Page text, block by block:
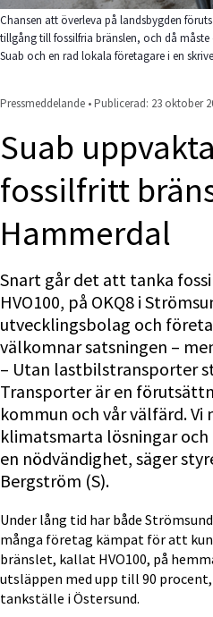
Chansen att överleva på landsbygden
tillgång till fossilfria bränslen, och då
Suab och en rad lokala företagare i en
Pressmeddelande • Publicerad: 23 oktober
Suab
fossilfritt
Hammerdal
Snart går det att tanka
HVO100, på OKQ8 i
utvecklingsbolag och
välkomnar satsningen –
– Utan lastbilstransporter
Transporter är en
kommun och vår välfärd.
klimatsmarta lösningar
en nödvändighet, säger
Bergström (S).
Under lång tid har både
många företag kämpat för att
bränslet, kallat HVO100, på
utsläppen med upp till 90
tankställe i Östersund.